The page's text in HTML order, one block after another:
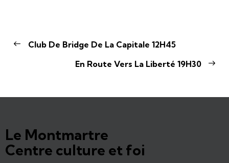
Club De Bridge De La Capitale 12H45
En Route Vers La Liberté 19H30
Le Montmartre
Centre culture et foi